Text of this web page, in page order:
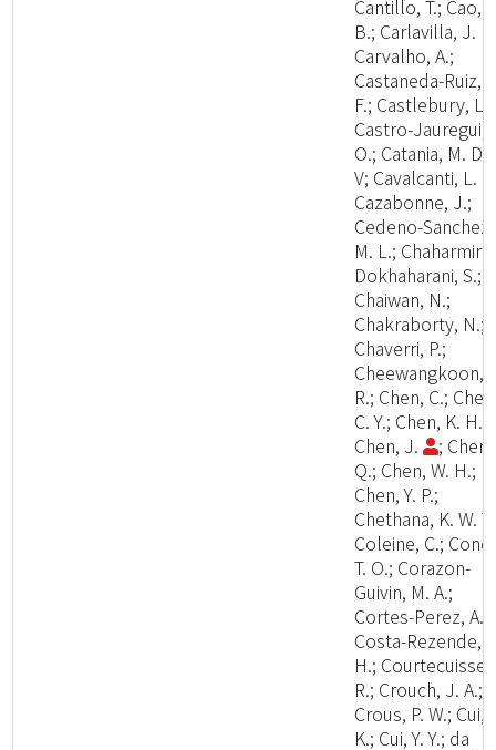
Cantillo, T.; Cao,
B.; Carlavilla, J.
Carvalho, A.;
Castaneda-Ruiz,
F.; Castlebury, L.;
Castro-Jauregui,
O.; Catania, M. D.,
V; Cavalcanti, L.
Cazabonne, J.;
Cedeno-Sanchez,
M. L.; Chaharmiri-
Dokhaharani, S.;
Chaiwan, N.;
Chakraborty, N.;
Chaverri, P.;
Cheewangkoon,
R.; Chen, C.;
C. Y.; Chen, K. H.;
Chen, J.
; Chen,
Q.; Chen, W. H.;
Chen, Y. P.;
Chethana, K. W.
Coleine, C.;
T. O.; Corazon-
Guivin, M. A.;
Cortes-Perez, A.;
Costa-Rezende,
H.; Courtecuisse,
R.; Crouch, J. A.;
Crous, P. W.; Cui,
K.; Cui, Y. Y.; da